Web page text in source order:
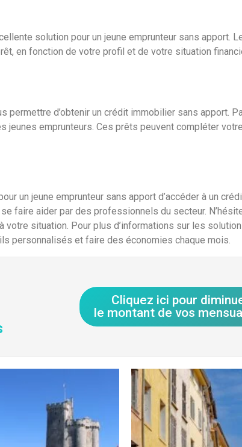
solution pour un jeune emprunteur sans apport.
en fonction de votre profil et de votre situation
d’obtenir un crédit immobilier sans apport.
emprunteurs. Ces prêts peuvent compléter
un jeune emprunteur sans apport d’accéder à un
faire aider par des professionnels du secteur.
votre situation. Pour plus d’informations sur les
personnalisés et faire des économies chaque mois.
Cliquez ici pour
le montant de vos